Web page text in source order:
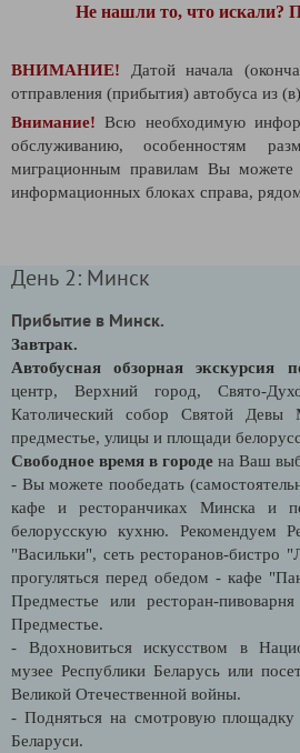
Не нашли то, что искали?
ВНИМАНИЕ! Датой начала
отправления (прибытия) автобуса из
Внимание! Всю необходимую
обслуживанию, особенностям
миграционным правилам Вы можете
информационных блоках справа,
День 2: Минск
Прибытие в Минск.
Завтрак.
Автобусная обзорная экскурсия
центр, Верхний город, Свято-
Католический собор Святой Девы
предместье, улицы и площади
Свободное время в городе на Ваш
- Вы можете пообедать
кафе и ресторанчиках Минска и
белорусскую кухню. Рекомендуем
"Васильки", сеть ресторанов-бистро
прогуляться перед обедом - кафе
Предместье или ресторан-
Предместье.
- Вдохновиться искусством в
музее Республики Беларусь или
Великой Отечественной войны.
- Подняться на смотровую площадку
Беларуси.